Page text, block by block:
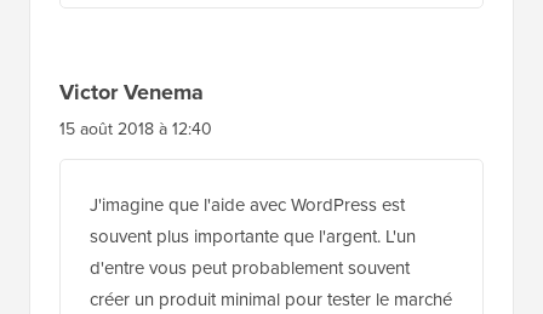
Victor Venema
15 août 2018 à 12:40
J'imagine que l'aide avec WordPress est
souvent plus importante que l'argent. L'un
d'entre vous peut probablement souvent
créer un produit minimal pour tester le marché